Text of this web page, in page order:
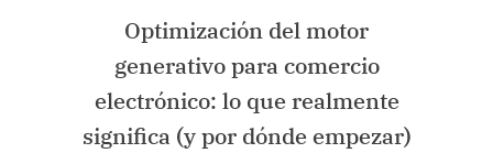
Optimización del motor
generativo para comercio
electrónico: lo que realmente
significa (y por dónde empezar)